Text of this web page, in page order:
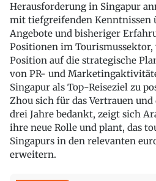
Herausforderung in Singapur
mit tiefgreifenden Kenntnissen
Angebote und bisheriger
Positionen im
Position auf die strategische
von PR- und
Singapur als Top-Reiseziel zu
Zhou sich für das Vertrauen
drei Jahre bedankt, zeigt sich
ihre neue Rolle und plant, das
Singapurs in den relevanten
erweitern.